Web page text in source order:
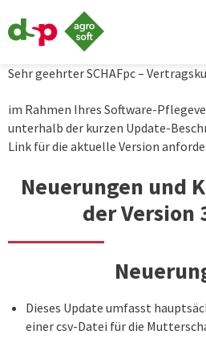
mit
System.
Sehr geehrter SCHAFpc –
im Rahmen Ihres Software-
unterhalb der kurzen Update-
Link für die aktuelle Version
Neuerungen und
der Version
Dieses Update umfasst
einer csv-Datei für die